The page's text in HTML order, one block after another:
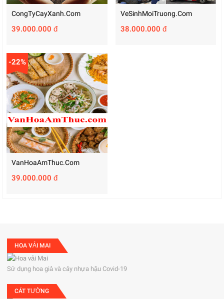
CongTyCayXanh.com
39.000.000 đ
VeSinhMoiTruong.com
38.000.000 đ
-22%
VanHoaAmThuc.com
39.000.000 đ
HOA VẢI MAI
Sử dụng hoa giả và cây nhựa hậu Covid-19
CÁT TƯỜNG